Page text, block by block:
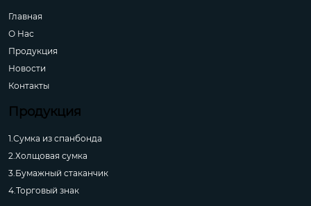
Главная
О Hас
Продукция
Новости
Контакты
Продукция
1.Сумка из спанбонда
2.Холщовая сумка
3.Бумажный стаканчик
4.Торговый знак